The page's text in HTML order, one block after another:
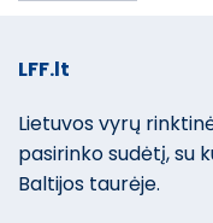
LFF.lt
Lietuvos vyrų
pasirinko sudėtį, su
Baltijos taurėje.